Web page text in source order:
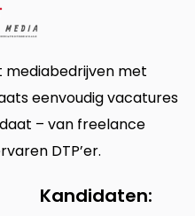
mediabedrijven met
eenvoudig vacatures
– van freelance
DTP’er.
Kandidaten: